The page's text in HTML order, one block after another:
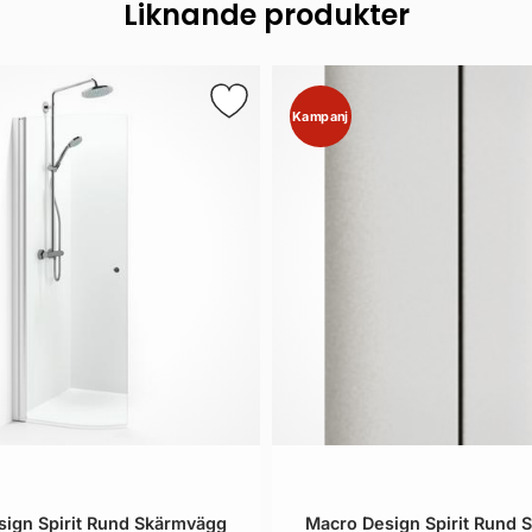
Liknande produkter
Spirit Rund Skärmvägg
Kampanj
Macro Design Spirit Rund